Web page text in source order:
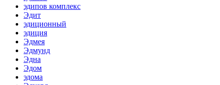
эдипов комплекс
Эдит
эдиционный
эдиция
Эдмея
Эдмунд
Эдна
Эдом
эдома